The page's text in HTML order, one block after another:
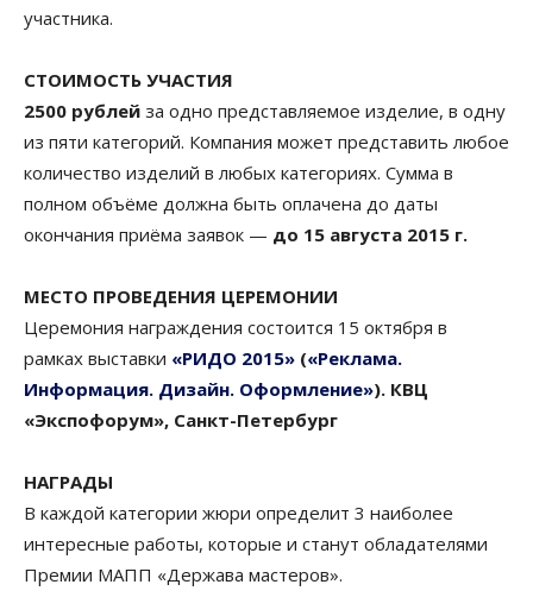
участника.
СТОИМОСТЬ УЧАСТИЯ
2500 рублей за одно представляемое изделие, в одну
из пяти категорий. Компания может представить любое
количество изделий в любых категориях. Сумма в
полном объёме должна быть оплачена до даты
окончания приёма заявок — до 15 августа 2015 г.
МЕСТО ПРОВЕДЕНИЯ ЦЕРЕМОНИИ
Церемония награждения состоится 15 октября в
рамках выставки «РИДО 2015» («Реклама.
Информация. Дизайн. Оформление»). КВЦ
«Экспофорум», Санкт-Петербург
НАГРАДЫ
В каждой категории жюри определит 3 наиболее
интересные работы, которые и станут обладателями
Премии МАПП «Держава мастеров».